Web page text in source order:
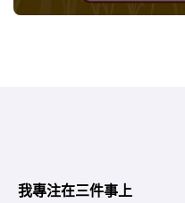
我專注在三件事上